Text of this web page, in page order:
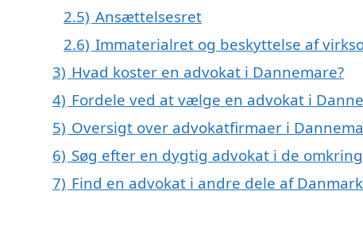
2.5) Ansættelsesret
2.6) Immaterialret og beskyttelse af
3) Hvad koster en advokat i Dannemare?
4) Fordele ved at vælge en advokat i
5) Oversigt over advokatfirmaer i
6) Søg efter en dygtig advokat i de
7) Find en advokat i andre dele af Danmark